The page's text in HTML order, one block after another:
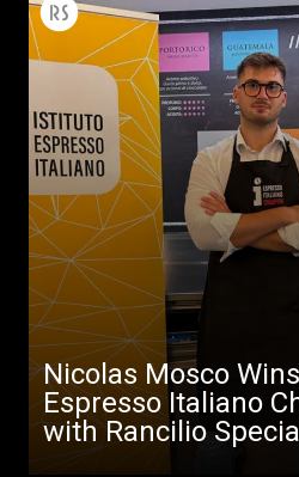
Nicolas Mosco
Espresso Italiano
with Rancilio